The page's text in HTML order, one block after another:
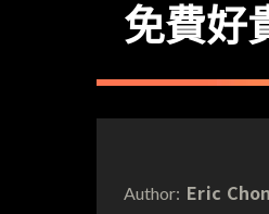
免費好
Author: Eric